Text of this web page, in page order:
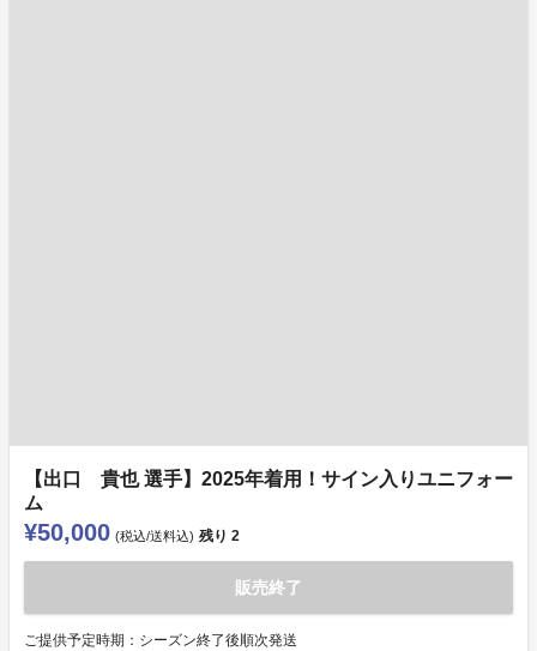
【出口 貴也 選手】2025年着用！サイン入りユニフォー
ム
¥50,000 (税込/送料込) 残り 2
販売終了
ご提供予定時期：シーズン終了後順次発送